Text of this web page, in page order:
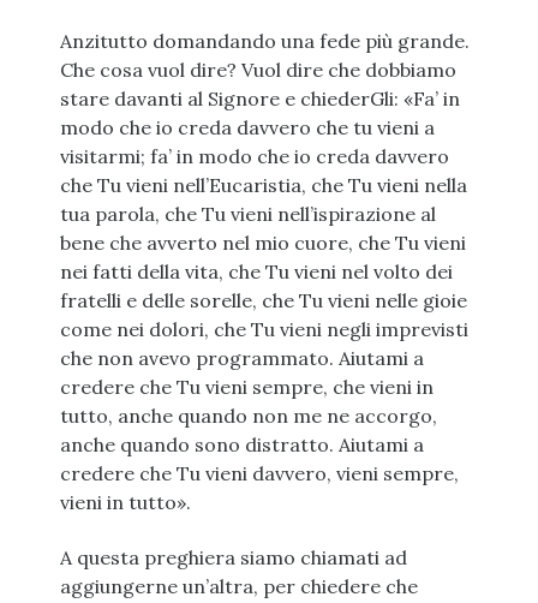
Anzitutto domandando una fede più grande.
Che cosa vuol dire? Vuol dire che dobbiamo
stare davanti al Signore e chiederGli: «Fa’ in
modo che io creda davvero che tu vieni a
visitarmi; fa’ in modo che io creda davvero
che Tu vieni nell’Eucaristia, che Tu vieni nella
tua parola, che Tu vieni nell’ispirazione al
bene che avverto nel mio cuore, che Tu vieni
nei fatti della vita, che Tu vieni nel volto dei
fratelli e delle sorelle, che Tu vieni nelle gioie
come nei dolori, che Tu vieni negli imprevisti
che non avevo programmato. Aiutami a
credere che Tu vieni sempre, che vieni in
tutto, anche quando non me ne accorgo,
anche quando sono distratto. Aiutami a
credere che Tu vieni davvero, vieni sempre,
vieni in tutto».
A questa preghiera siamo chiamati ad
aggiungerne un’altra, per chiedere che